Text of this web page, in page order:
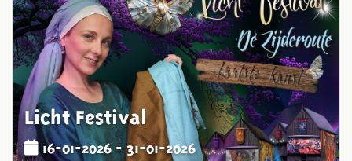
Licht Festival
16-01-2026 - 31-01-2026